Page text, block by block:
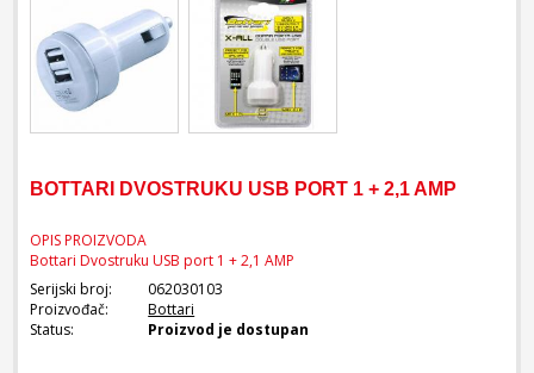
BOTTARI DVOSTRUKU USB PORT 1 + 2,1 AMP
OPIS PROIZVODA
Bottari Dvostruku USB port 1 + 2,1 AMP
Serijski broj:
062030103
Proizvođač:
Bottari
Status:
Proizvod je dostupan